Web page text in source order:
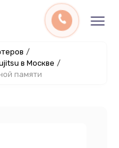
/
в Москве /
памяти